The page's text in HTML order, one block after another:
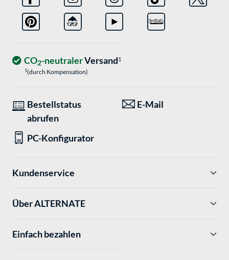
CO2-neutralerVersand1
1(durch Kompensation)
Bestellstatus
abrufen
E-Mail
PC-Konfigurator
Kundenservice
Über ALTERNATE
Einfach bezahlen